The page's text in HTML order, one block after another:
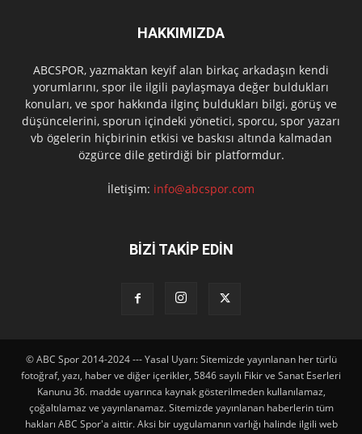
HAKKIMIZDA
ABCSPOR, yazmaktan keyif alan birkaç arkadaşın kendi
yorumlarını, spor ile ilgili paylaşmaya değer buldukları
konuları, ve spor hakkında ilginç buldukları bilgi, görüş ve
düşüncelerini, sporun içindeki yönetici, sporcu, spor yazarı
vb ögelerin hiçbirinin etkisi ve baskısı altında kalmadan
özgürce dile getirdiği bir platformdur.
İletişim: info@abcspor.com
BİZİ TAKİP EDİN
© ABC Spor 2014-2024 --- Yasal Uyarı: Sitemizde yayınlanan her türlü
fotoğraf, yazı, haber ve diğer içerikler, 5846 sayılı Fikir ve Sanat Eserleri
Kanunu 36. madde uyarınca kaynak gösterilmeden kullanılamaz,
çoğaltılamaz ve yayınlanamaz. Sitemizde yayınlanan haberlerin tüm
hakları ABC Spor'a aittir. Aksi bir uygulamanın varlığı halinde ilgili web